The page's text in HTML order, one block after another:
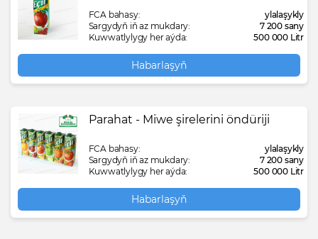
FCA bahasy:
ylalaşykly
Sargydyň iň az mukdary:
7 200 sany
Kuwwatlylygy her aýda:
500 000 Litr
Habarlaşyň
Parahat - Miwe şirelerini öndüriji
FCA bahasy:
ylalaşykly
Sargydyň iň az mukdary:
7 200 sany
Kuwwatlylygy her aýda:
500 000 Litr
Habarlaşyň